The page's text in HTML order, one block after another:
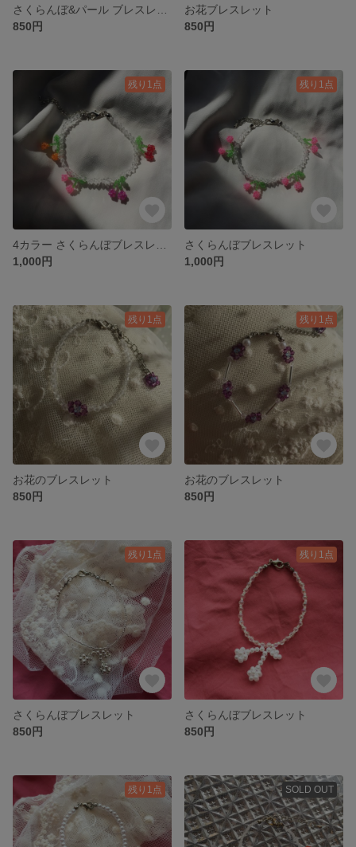
850円
お花ブレスレット
850円
残り1点
1,000円
残り1点
さくらんぼブレスレット
1,000円
残り1点
お花のブレスレット
850円
残り1点
お花のブレスレット
850円
残り1点
さくらんぼブレスレット
850円
残り1点
さくらんぼブレスレット
850円
残り1点 SOLD OUT